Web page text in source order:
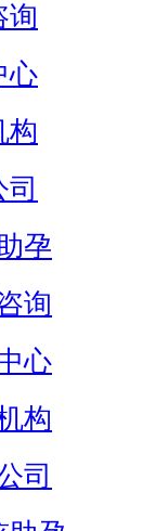
询
心
构
孕
询
心
构
司